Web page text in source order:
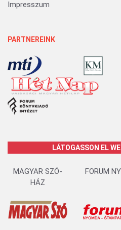
Impresszum
PARTNEREINK
LÁTOGASSON EL
MAGYAR SZÓ-
HÁZ
FORUM